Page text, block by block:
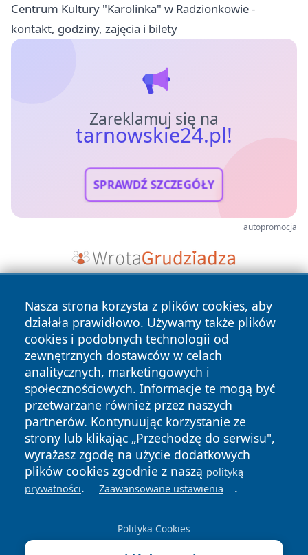
Centrum Kultury "Karolinka" w Radzionkowie -
kontakt, godziny, zajęcia i bilety
Zareklamuj się na
tarnowskie24.pl!
SPRAWDŹ SZCZEGÓŁY
autopromocja
Nasza strona korzysta z plików cookies, aby
działała prawidłowo. Używamy także plików
cookies i podobnych technologii od
zewnętrznych dostawców w celach
analitycznych, marketingowych i
społecznościowych. Informacje te mogą być
przetwarzane również przez naszych
partnerów. Kontynuując korzystanie ze
strony lub klikając „Przechodzę do serwisu",
wyrażasz zgodę na użycie dodatkowych
plików cookies zgodnie z naszą polityką
prywatności. Zaawansowane ustawienia .
Polityka Cookies
Copyright © 2026 tarnowskie24.pl Wszystkie prawa
zastrzeżone.
News Autorzy
Polityka
Prywatności
Polityka
Cookies